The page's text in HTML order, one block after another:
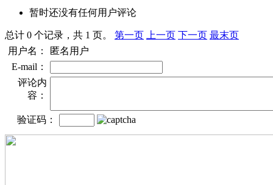
暂时还没有任何用户评论
总计 0 个记录，共 1 页。 第一页 上一页 下一页 最末页
用户名：
匿名用户
E-mail：
评论内
容：
验证码：